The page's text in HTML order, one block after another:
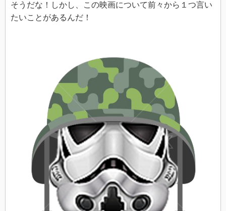
そうだな！しかし、この映画について前々から１つ言い
たいことがあるんだ！